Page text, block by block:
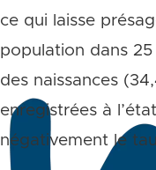
ce qui laisse
population dans 25
des naissances
enregistrées à
négativement le